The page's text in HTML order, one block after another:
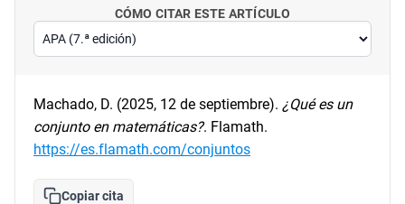
CÓMO CITAR ESTE ARTÍCULO
Machado, D. (2025, 12 de septiembre). ¿Qué es un
conjunto en matemáticas?. Flamath.
https://es.flamath.com/conjuntos
Copiar cita